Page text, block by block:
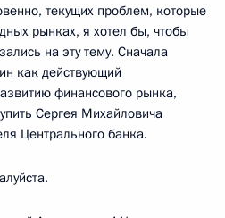
текущих проблем, которые
рынках, я хотел бы, чтобы
на эту тему. Сначала
как действующий
финансового рынка,
Сергея Михайловича
Центрального банка.